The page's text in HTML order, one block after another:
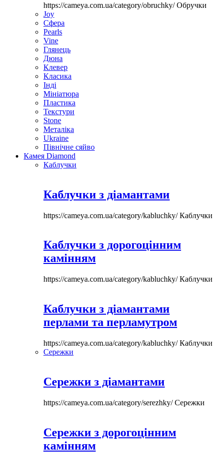
https://cameya.com.ua/category/obruchky/Обручки
Joy
Сфера
Pearls
Vine
Глянець
Дюна
Клевер
Класика
Інді
Мініатюра
Пластика
Текстури
Stone
Металіка
Ukraine
Північне сяйво
Камея Diamond
Каблучки
Каблучки з діамантами
https://cameya.com.ua/category/kabluchky/Каблучки
Каблучки з дорогоцінним
камінням
https://cameya.com.ua/category/kabluchky/Каблучки
Каблучки з діамантами
перлами та перламутром
https://cameya.com.ua/category/kabluchky/Каблучки
Сережки
Сережки з діамантами
https://cameya.com.ua/category/serezhky/Сережки
Сережки з дорогоцінним
камінням